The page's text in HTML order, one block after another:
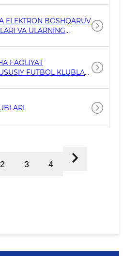
ELEKTRON BOSHQARUV
VA ULARNING
VA TEXNIK XIZMAT
KENGAYTIRISH
FAOLIYAT
FUTBOL KLUBLARI
2 3 4